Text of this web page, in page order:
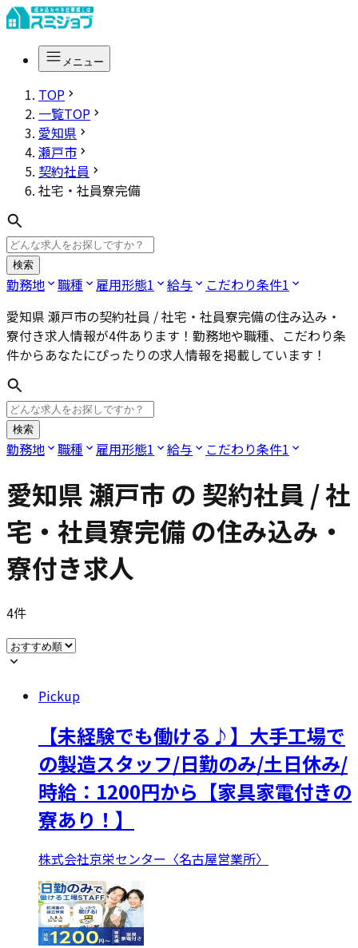
メニュー
TOP
一覧TOP
愛知県
瀬戸市
契約社員
社宅・社員寮完備
検索
勤務地 職種 雇用形態1 給与 こだわり条件1
愛知県 瀬戸市の契約社員 / 社宅・社員寮完備の住み込み・
寮付き求人情報が4件あります！勤務地や職種、こだわり条
件からあなたにぴったりの求人情報を掲載しています！
検索
勤務地 職種 雇用形態1 給与 こだわり条件1
愛知県 瀬戸市 の 契約社員 / 社
宅・社員寮完備の住み込み・
寮付き求人
4件
Pickup
【未経験でも働ける♪】大手工場で
の製造スタッフ/日勤のみ/土日休み/
時給：1200円から【家具家電付きの
寮あり！】
株式会社京栄センター〈名古屋営業所〉